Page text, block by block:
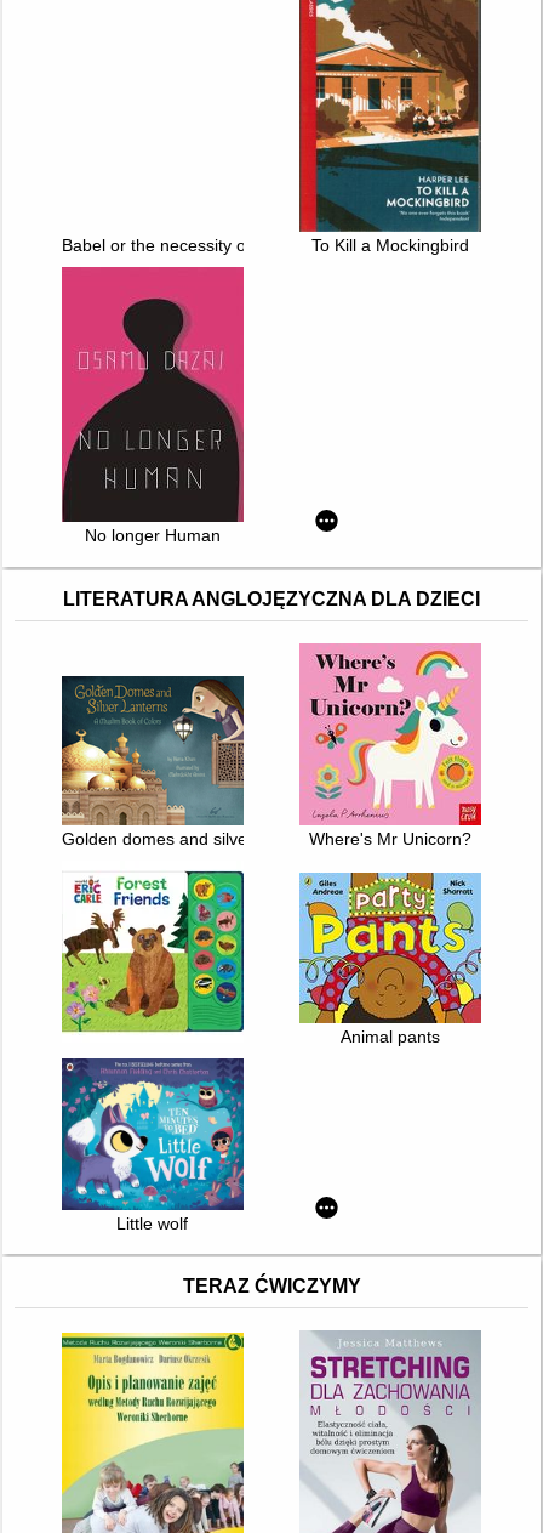
Babel or the necessity of violence : An Arcane History of the
To Kill a Mockingbird
No longer Human
LITERATURA ANGLOJĘZYCZNA DLA DZIECI
Golden domes and silver lanterns a muslim book of colors
Where's Mr Unicorn?
Animal pants
Little wolf
TERAZ ĆWICZYMY